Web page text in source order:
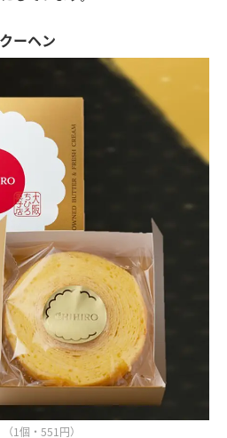
ーヘン
1個・551円）